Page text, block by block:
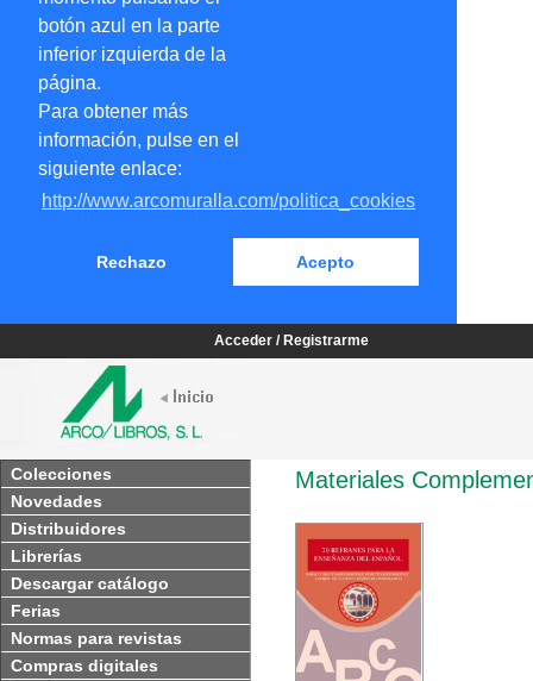
botón azul en la parte
inferior izquierda de la
página.
Para obtener más
información, pulse en el
siguiente enlace:
http://www.arcomuralla.com/politica_cookies
Rechazo Acepto
Acceder / Registrarme
Colecciones
Novedades
Distribuidores
Librerías
Descargar catálogo
Ferias
Normas para revistas
Compras digitales
Materiales